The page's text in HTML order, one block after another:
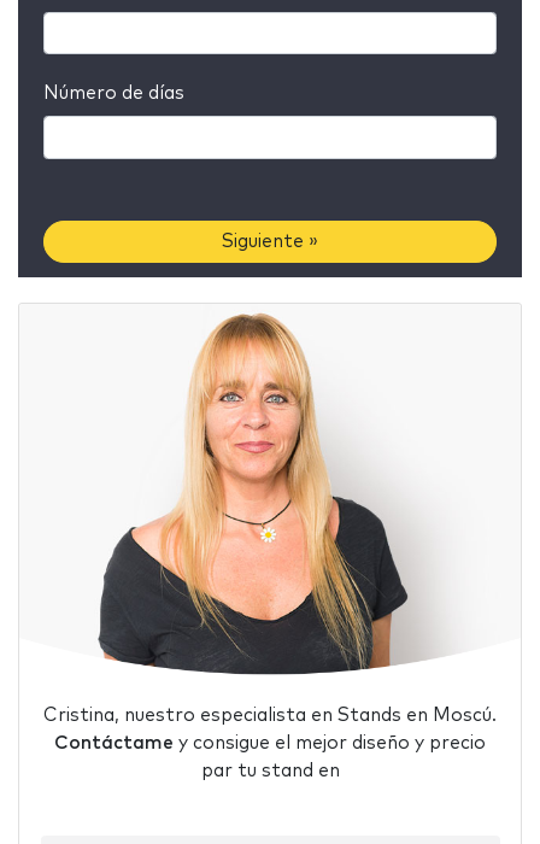
Número de días
Siguiente »
Cristina, nuestro especialista en Stands en Moscú.
Contáctame y consigue el mejor diseño y precio
par tu stand en